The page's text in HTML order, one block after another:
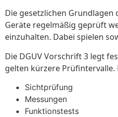
Die gesetzlichen Grundlagen
Geräte regelmäßig geprüft
einzuhalten. Dabei spielen
Die DGUV Vorschrift 3 legt
gelten kürzere
Sichtprüfung
Messungen
Funktionstests